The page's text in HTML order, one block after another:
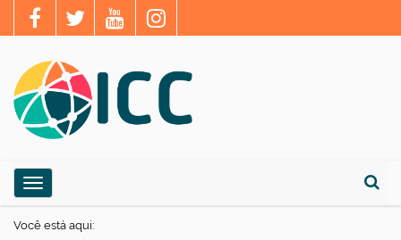
Busca
Toggle navigation
Você está aqui: